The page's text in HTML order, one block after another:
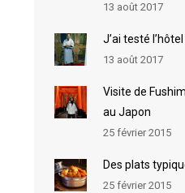
13 août 2017
J’ai testé
13 août 2017
Visite de
au Japon
25 février 2015
Des plats
25 février 2015